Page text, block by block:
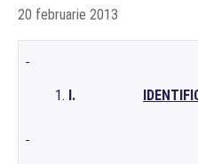
20 februarie 2013
I.